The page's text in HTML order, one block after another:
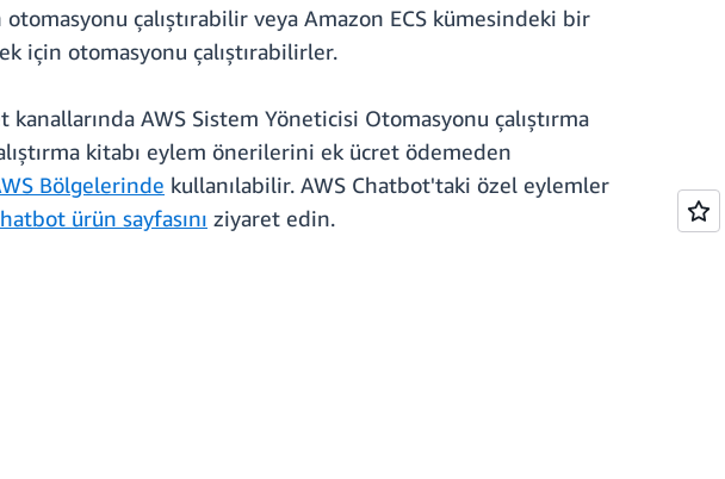
çalıştırabilir veya Amazon ECS kümesindeki bir
için otomasyonu çalıştırabilirler.
AWS Sistem Yöneticisi Otomasyonu çalıştırma
kitabı eylem önerilerini ek ücret ödemeden
Bölgelerinde kullanılabilir. AWS Chatbot'taki özel eylemler
ürün sayfasını ziyaret edin.